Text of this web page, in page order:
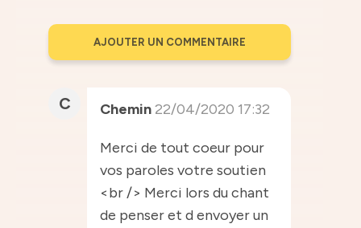
AJOUTER UN COMMENTAIRE
C Chemin22/04/2020 17:32
Merci de tout coeur pour
vos paroles votre soutien
<br /> Merci lors du chant
de penser et d envoyer un